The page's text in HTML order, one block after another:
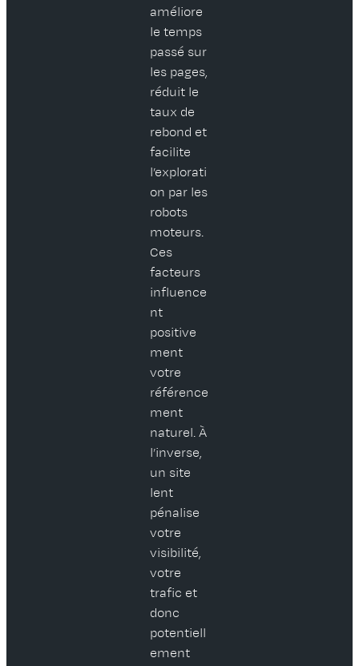
améliore
le temps
passé sur
les pages,
réduit le
taux de
rebond et
facilite
l’explorati
on par les
robots
moteurs.
Ces
facteurs
influence
nt
positive
ment
votre
référence
ment
naturel. À
l’inverse,
un site
lent
pénalise
votre
visibilité,
votre
trafic et
donc
potentiell
ement